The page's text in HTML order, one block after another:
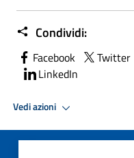
Condividi:
Facebook Twitter
LinkedIn
Vedi azioni